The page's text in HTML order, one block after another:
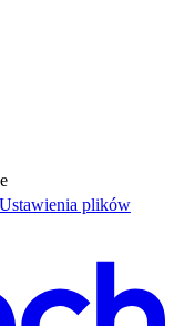
Ustawienia plików